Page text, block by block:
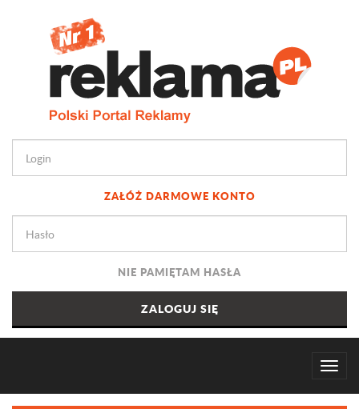
ZAŁÓŻ DARMOWE KONTO
NIE PAMIĘTAM HASŁA